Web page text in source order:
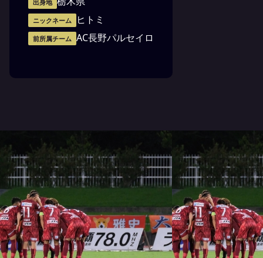
出身地
ニックネーム ヒトミ
前所属チーム AC長野パルセイロ